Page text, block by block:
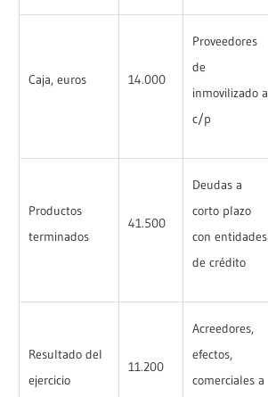
Caja, euros 14.000
Proveedores
de
inmovilizado a
c/p
Productos
terminados
41.500
Deudas a
corto plazo
con entidades
de crédito
Resultado del
ejercicio
11.200
Acreedores,
efectos,
comerciales a